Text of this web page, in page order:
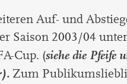
Auf- und
Saison 2003/04
Cup. (siehe die Pfeife
Zum